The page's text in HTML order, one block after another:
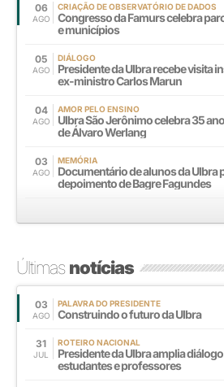
06
AGO
CRIAÇÃO DE OBSERVATÓRIO DE DADOS
Congresso da Famurs celebra
e municípios
05
AGO
DIÁLOGO
Presidente da Ulbra recebe visita
ex-ministro Carlos Marun
04
AGO
AMOR PELO ENSINO
Ulbra São Jerônimo celebra 35
de Álvaro Werlang
03
AGO
MEMÓRIA
Documentário de alunos da Ulbra
depoimento de Bagre Fagundes
Últimasnotícias
03
AGO
PALAVRA DO PRESIDENTE
Construindo o futuro da Ulbra
31
JUL
ROTEIRO NACIONAL
Presidente da Ulbra amplia
estudantes e professores